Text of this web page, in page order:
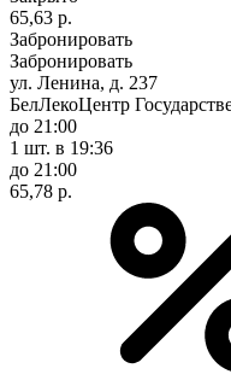
65,63 р.
Забронировать
Забронировать
ул. Ленина, д. 237
БелЛекоЦентр
до 21:00
1 шт. в 19:36
до 21:00
65,78 р.